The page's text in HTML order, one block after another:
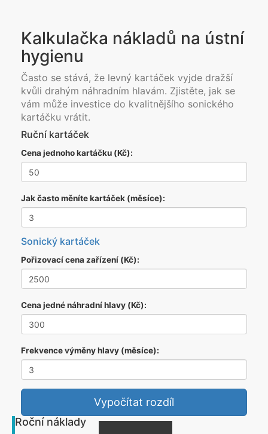
Kalkulačka nákladů na ústní
hygienu
Často se stává, že levný kartáček vyjde dražší
kvůli drahým náhradním hlavám. Zjistěte, jak se
vám může investice do kvalitnějšího sonického
kartáčku vrátit.
Ruční kartáček
Cena jednoho kartáčku (Kč):
Jak často měníte kartáček (měsíce):
Sonický kartáček
Pořizovací cena zařízení (Kč):
Cena jedné náhradní hlavy (Kč):
Frekvence výměny hlavy (měsíce):
Vypočítat rozdíl
Roční náklady